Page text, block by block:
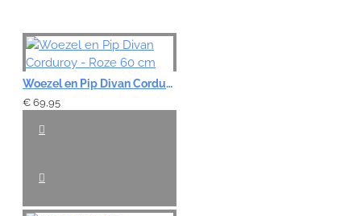
Note:HTML-code wordt niet vertaald!
Waardering:
Slecht Goed
Woezel en Pip Divan Corduroy - Roze 60 cm
€ 69,95